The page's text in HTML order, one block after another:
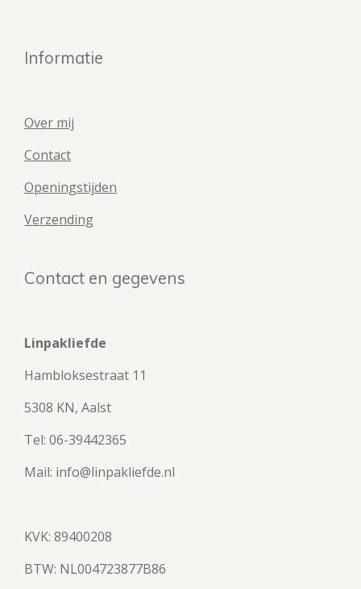
Informatie
Over mij
Contact
Openingstijden
Verzending
Contact en gegevens
Linpakliefde
Hambloksestraat 11
5308 KN, Aalst
Tel: 06-39442365
Mail: info@linpakliefde.nl
KVK: 89400208
BTW: NL004723877B86